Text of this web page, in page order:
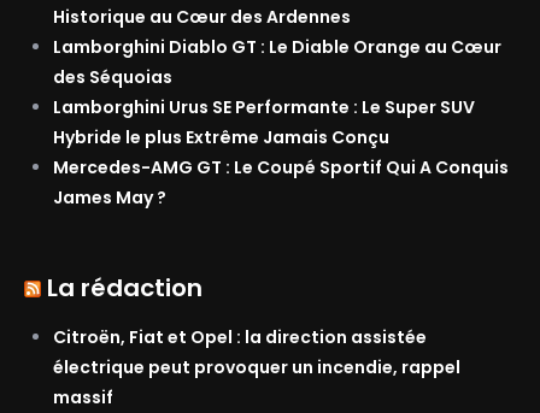
Historique au Cœur des Ardennes
Lamborghini Diablo GT : Le Diable Orange au Cœur
des Séquoias
Lamborghini Urus SE Performante : Le Super SUV
Hybride le plus Extrême Jamais Conçu
Mercedes-AMG GT : Le Coupé Sportif Qui A Conquis
James May ?
La rédaction
Citroën, Fiat et Opel : la direction assistée
électrique peut provoquer un incendie, rappel
massif